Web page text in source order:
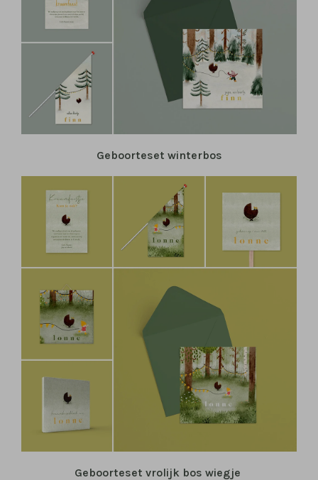
Geboorteset winterbos
Geboorteset vrolijk bos wiegje